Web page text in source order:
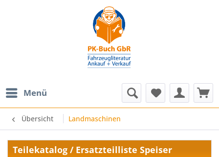
Menü
Übersicht Landmaschinen
Teilekatalog / Ersatzteilliste Speiser